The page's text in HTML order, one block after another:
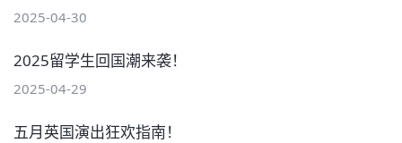
2025-04-30
2025留学生回国潮来袭！
2025-04-29
五月英国演出狂欢指南！